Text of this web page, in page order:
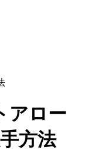
アロー
方法